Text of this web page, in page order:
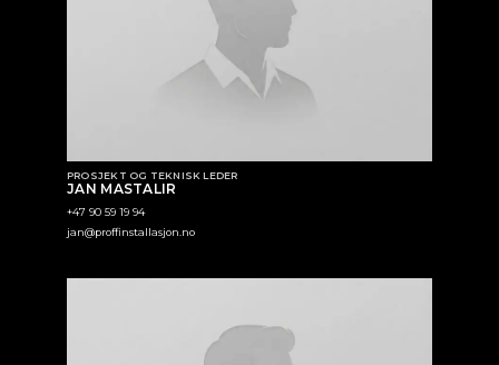
PROSJEKT OG TEKNISK LEDER
JAN MASTALIR
+47 90 59 19 94
jan@proffinstallasjon.no